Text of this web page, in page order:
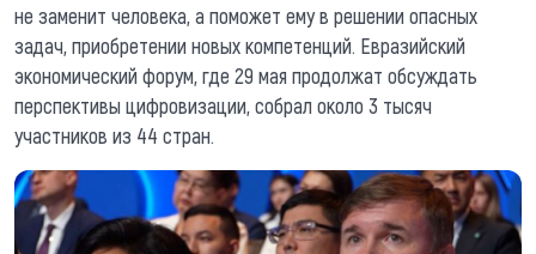
не заменит человека, а поможет ему в решении опасных
задач, приобретении новых компетенций. Евразийский
экономический форум, где 29 мая продолжат обсуждать
перспективы цифровизации, собрал около 3 тысяч
участников из 44 стран.